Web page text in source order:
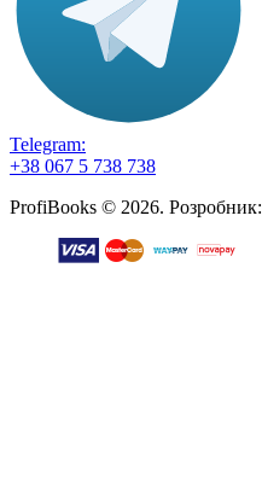
Telegram:
+38 067 5 738 738
ProfiBooks © 2026. Розробник: